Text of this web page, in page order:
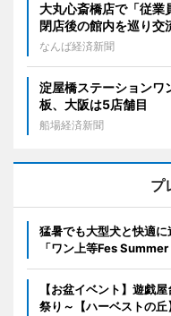
大丸心斎橋店で「従
閉店後の館内を巡り交
なんば経済新聞
淀屋橋ステーション
板、大阪は5店舗目
船場経済新聞
プ
猛暑でも大型犬と快適
「ワン上等Fes
【お盆イベント】遊戯
祭り～【ハーベストの丘】